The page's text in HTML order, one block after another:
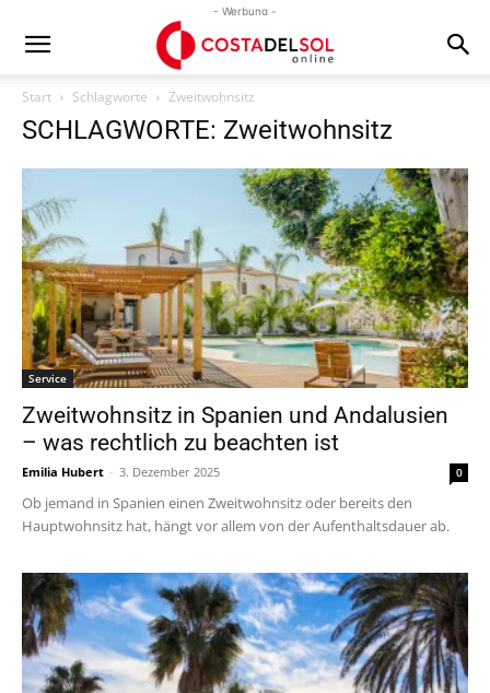
- Werbung -
Start Schlagworte Zweitwohnsitz
SCHLAGWORTE: Zweitwohnsitz
Service
Zweitwohnsitz in Spanien und Andalusien
– was rechtlich zu beachten ist
Emilia Hubert - 3. Dezember 2025 0
Ob jemand in Spanien einen Zweitwohnsitz oder bereits den
Hauptwohnsitz hat, hängt vor allem von der Aufenthaltsdauer ab.